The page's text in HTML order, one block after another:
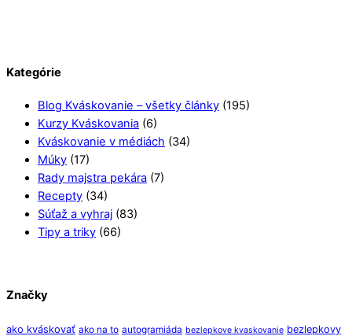
Kategórie
Blog Kváskovanie – všetky články (195)
Kurzy Kváskovania (6)
Kváskovanie v médiách (34)
Múky (17)
Rady majstra pekára (7)
Recepty (34)
Súťaž a vyhraj (83)
Tipy a triky (66)
Značky
ako kváskovať ako na to autogramiáda bezlepkove kvaskovanie bezlepkovy